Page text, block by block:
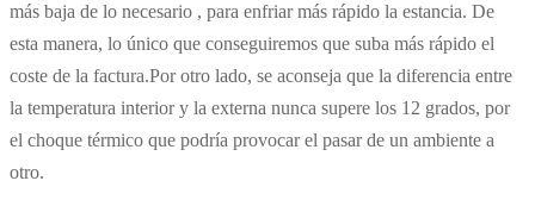
más baja de lo necesario , para enfriar más rápido la estancia. De
esta manera, lo único que conseguiremos que suba más rápido el
coste de la factura.Por otro lado, se aconseja que la diferencia entre
la temperatura interior y la externa nunca supere los 12 grados, por
el choque térmico que podría provocar el pasar de un ambiente a
otro.